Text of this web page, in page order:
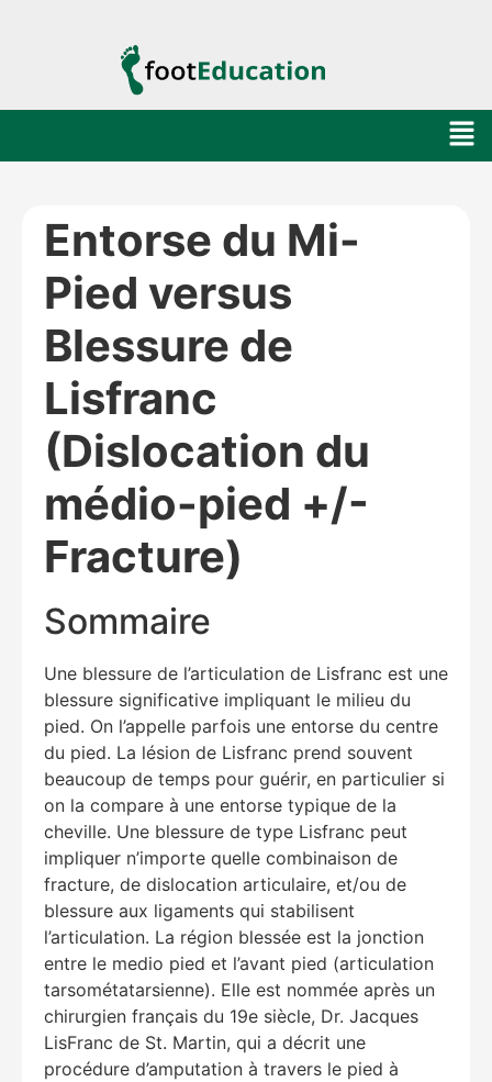
Entorse du Mi-
Pied versus
Blessure de
Lisfranc
(Dislocation du
médio-pied +/-
Fracture)
Sommaire
Une blessure de l’articulation de Lisfranc est une
blessure significative impliquant le milieu du
pied. On l’appelle parfois une entorse du centre
du pied. La lésion de Lisfranc prend souvent
beaucoup de temps pour guérir, en particulier si
on la compare à une entorse typique de la
cheville. Une blessure de type Lisfranc peut
impliquer n’importe quelle combinaison de
fracture, de dislocation articulaire, et/ou de
blessure aux ligaments qui stabilisent
l’articulation. La région blessée est la jonction
entre le medio pied et l’avant pied (articulation
tarsométatarsienne). Elle est nommée après un
chirurgien français du 19e siècle, Dr. Jacques
LisFranc de St. Martin, qui a décrit une
procédure d’amputation à travers le pied à